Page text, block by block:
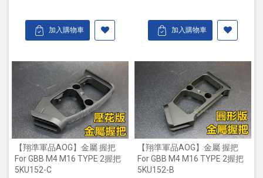
加入購物車 加入購物車
【翔準軍品AOG】金屬 握把
For GBB M4 M16 TYPE 2握把
5KU152-C
【翔準軍品AOG】金屬 握把
For GBB M4 M16 TYPE 2握把
5KU152-B